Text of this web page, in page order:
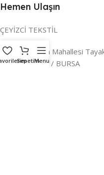
Hemen Ulaşın
ÇEYİZCİ TEKSTİL
Adres:Reyhan Mahallesi
/ a Osmangazi / BURSA
SepetimMenu